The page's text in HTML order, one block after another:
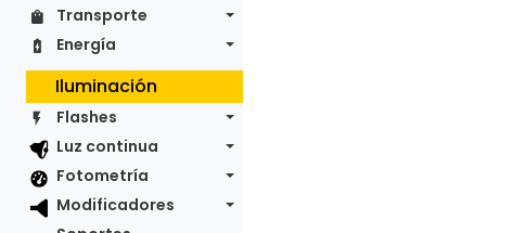
Transporte
Energía
Iluminación
Flashes
Luz continua
Fotometría
Modificadores